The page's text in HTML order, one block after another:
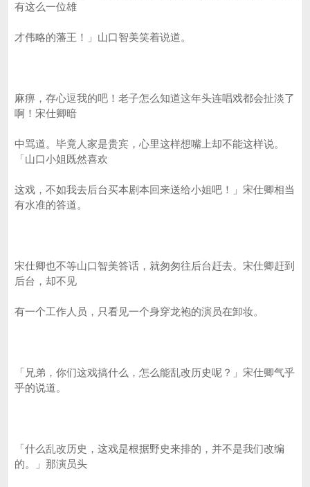
有这么一位雄
才伟略的藩王！」山口智美笑着说道。
麻痹，存心逗我的吧！老子怎么知道这年头连唱戏都会扯淡了
啊！宋仕卿暗
中骂道。毕竟人家是贵宾，心里这样想嘴上却不能这样说。
「山口小姐既然喜欢
这戏，不如我去后台买本剧本回来送给小姐吧！」宋仕卿相当
有水准的答道。
宋仕卿也不等山口智美答话，就匆匆往后台赶去。宋仕卿赶到
后台，却不见
有一个工作人员，只看见一个身穿龙袍的演员在卸妆。
「兄弟，你们这戏搞什么，怎么能乱改历史呢？」宋仕卿气乎
乎的说道。
「什么乱改历史，这戏是根据野史来排的，并不是我们改编
的。」那演员头